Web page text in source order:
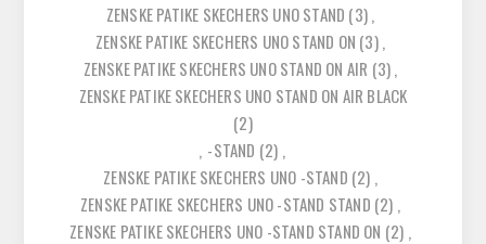
ZENSKE PATIKE SKECHERS UNO STAND (3),
ZENSKE PATIKE SKECHERS UNO STAND ON (3),
ZENSKE PATIKE SKECHERS UNO STAND ON AIR (3),
ZENSKE PATIKE SKECHERS UNO STAND ON AIR BLACK
(2)
, -STAND (2) ,
ZENSKE PATIKE SKECHERS UNO -STAND (2) ,
ZENSKE PATIKE SKECHERS UNO -STAND STAND (2) ,
ZENSKE PATIKE SKECHERS UNO -STAND STAND ON (2) ,